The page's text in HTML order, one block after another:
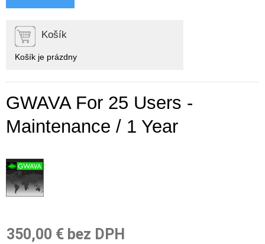
Košík
Košík je prázdny
GWAVA For 25 Users -
Maintenance / 1 Year
350,00 € bez DPH